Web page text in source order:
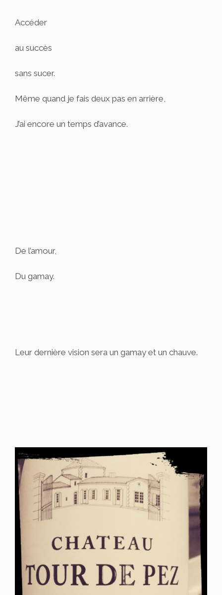
Accéder
au succès
sans sucer.
Même quand je fais deux pas en arrière,
J’ai encore un temps d’avance.
De l’amour,
Du gamay.
Leur dernière vision sera un gamay et un chauve.